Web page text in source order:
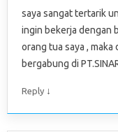
saya sangat tertarik
ingin bekerja dengan
orang tua saya ,
bergabung di
Reply ↓